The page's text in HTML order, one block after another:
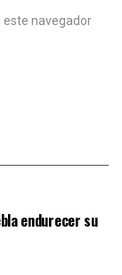
este navegador
endurecer su